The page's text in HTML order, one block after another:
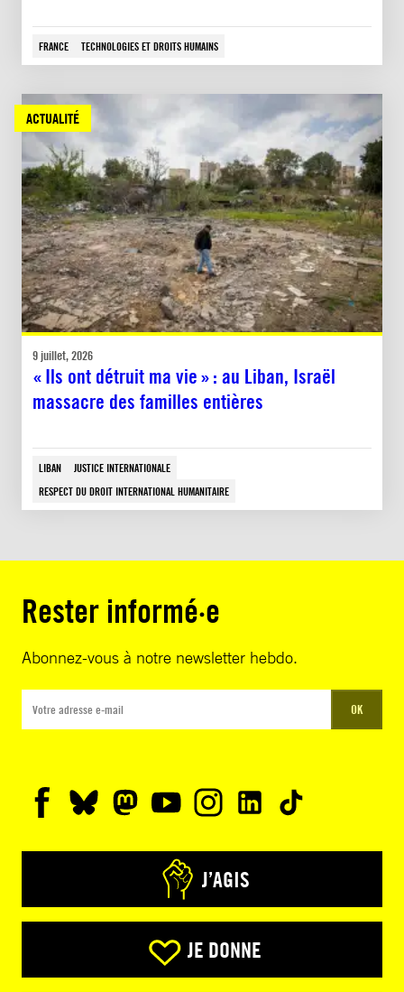
FRANCE TECHNOLOGIES ET DROITS HUMAINS
ACTUALITÉ
9 juillet, 2026
« Ils ont détruit ma vie » : au Liban, Israël
massacre des familles entières
LIBAN
JUSTICE INTERNATIONALE
RESPECT DU DROIT INTERNATIONAL HUMANITAIRE
Rester informé·e
Abonnez-vous à notre newsletter hebdo.
OK
J’AGIS
JE DONNE